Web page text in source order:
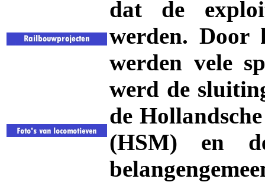
dat de
werden. Door
werden vele
werd de
de
(HSM) en